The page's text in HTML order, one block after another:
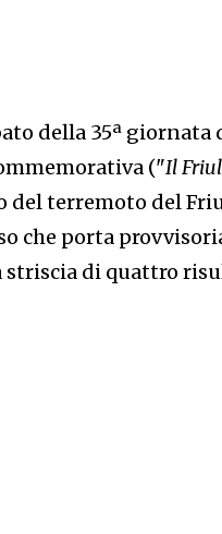
della 35ª
("Il
del terremoto del
che porta
striscia di quattro